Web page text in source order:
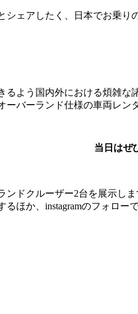
シェアしたく、日本でお乗
よう国内外における煩雑
バーランド仕様の車両レン
当日はぜ
ドクルーザー2台を展示しま
ほか、instagramのフォロ